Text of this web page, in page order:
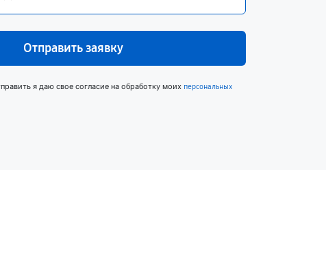
Отправить заявку
я даю свое согласие на обработку моих персональных